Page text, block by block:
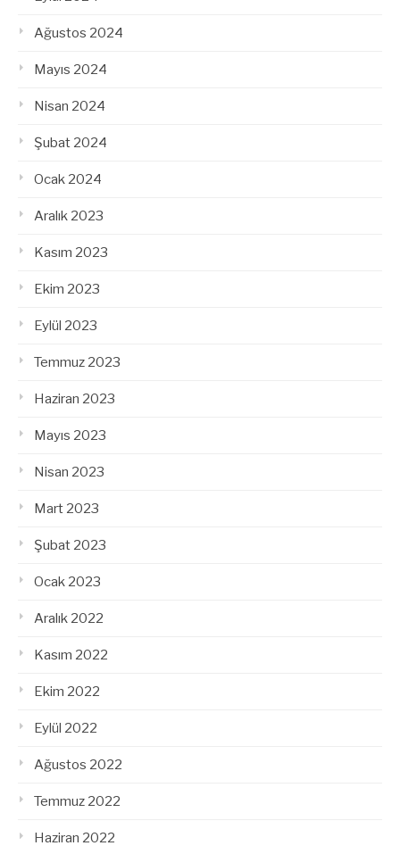
Ağustos 2024
Mayıs 2024
Nisan 2024
Şubat 2024
Ocak 2024
Aralık 2023
Kasım 2023
Ekim 2023
Eylül 2023
Temmuz 2023
Haziran 2023
Mayıs 2023
Nisan 2023
Mart 2023
Şubat 2023
Ocak 2023
Aralık 2022
Kasım 2022
Ekim 2022
Eylül 2022
Ağustos 2022
Temmuz 2022
Haziran 2022